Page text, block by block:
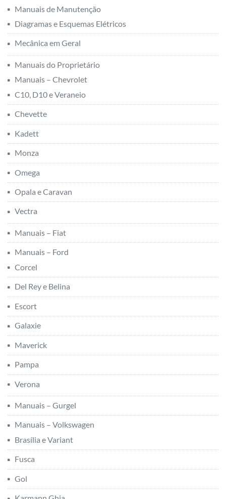
Manuais de Manutenção
Diagramas e Esquemas Elétricos
Mecânica em Geral
Manuais do Proprietário
Manuais – Chevrolet
C10, D10 e Veraneio
Chevette
Kadett
Monza
Omega
Opala e Caravan
Vectra
Manuais – Fiat
Manuais – Ford
Corcel
Del Rey e Belina
Escort
Galaxie
Maverick
Pampa
Verona
Manuais – Gurgel
Manuais – Volkswagen
Brasília e Variant
Fusca
Gol